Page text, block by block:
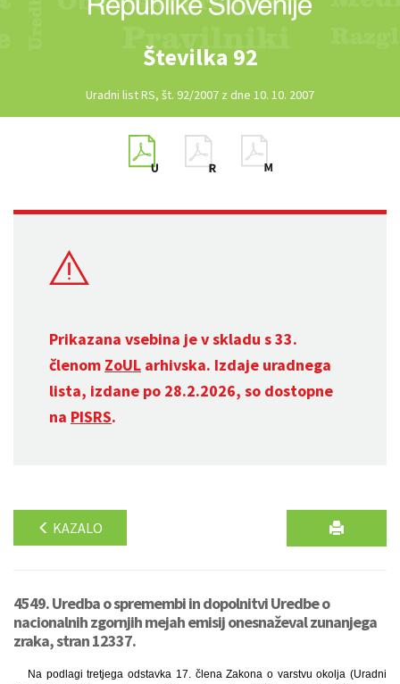
Številka 92
Uradni list RS, št. 92/2007 z dne 10. 10. 2007
Prikazana vsebina je v skladu s 33.
členom ZoUL arhivska. Izdaje uradnega
lista, izdane po 28.2.2026, so dostopne
na PISRS.
KAZALO
4549. Uredba o spremembi in dopolnitvi Uredbe o
nacionalnih zgornjih mejah emisij onesnaževal zunanjega
zraka, stran 12337.
Na podlagi tretjega odstavka 17. člena Zakona o varstvu okolja (Uradni